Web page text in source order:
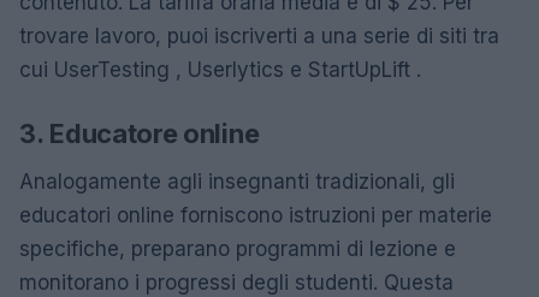
trovare lavoro, puoi iscriverti a una serie di siti tra
cui UserTesting , Userlytics e StartUpLift .
3. Educatore online
Analogamente agli insegnanti tradizionali, gli
educatori online forniscono istruzioni per materie
specifiche, preparano programmi di lezione e
monitorano i progressi degli studenti. Questa